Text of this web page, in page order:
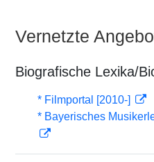
Vernetzte
Biografische Lexika/
* Filmportal [2010-]
* Bayerisches